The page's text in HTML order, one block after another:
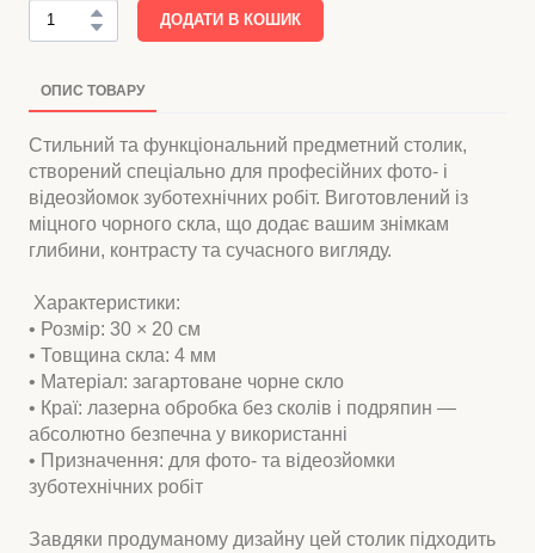
ДОДАТИ В КОШИК
ОПИС ТОВАРУ
Стильний та функціональний предметний столик,
створений спеціально для професійних фото- і
відеозйомок зуботехнічних робіт. Виготовлений із
міцного чорного скла, що додає вашим знімкам
глибини, контрасту та сучасного вигляду.
Характеристики:
• Розмір: 30 × 20 см
• Товщина скла: 4 мм
• Матеріал: загартоване чорне скло
• Краї: лазерна обробка без сколів і подряпин —
абсолютно безпечна у використанні
• Призначення: для фото- та відеозйомки
зуботехнічних робіт
Завдяки продуманому дизайну цей столик підходить